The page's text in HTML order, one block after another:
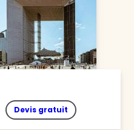
Devis gratuit